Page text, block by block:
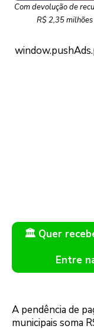
Com devolução de
R$ 2,35
🏛️ Quer
Entre
A pendência de
municipais soma